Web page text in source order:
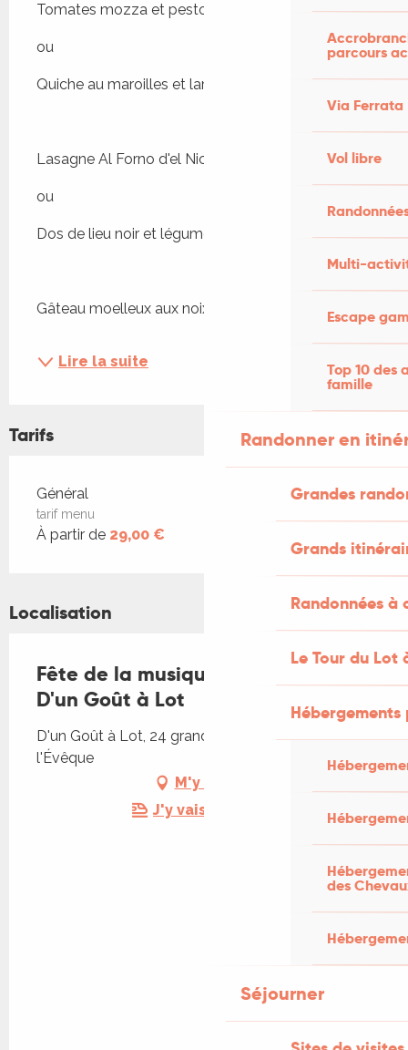
parcours
Via Ferrata
Vol libre
Multi-
Escape
Top 10 des
famille
Randonner en
Grandes
Grands
Randonnées
Le Tour du Lot
des
Séjourner
Tomates mozza et pesto maison
ou
Quiche au maroilles et lardons fumés
Lasagne Al Forno d'el Nico
ou
Dos de lieu noir et légumes à l'orientale
Gâteau moelleux aux noix et sa glace caramel...
Lire la suite
Tarifs
Tarifs 2026
Général
tarif menu
À partir de 29,00 €
Localisation
Fête de la musique au restaurant
D'un Goût à Lot
D'un Goût à Lot, 24 grand rue, 46700 Puy-
l'Évêque
M'y rendre
J'y vais en train !